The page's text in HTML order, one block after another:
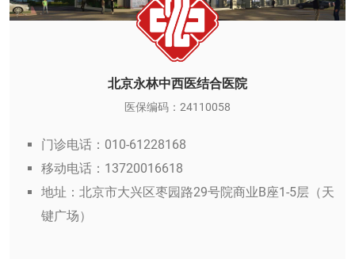
北京永林中西医结合医院
医保编码：24110058
门诊电话：010-61228168
移动电话：13720016618
地址：北京市大兴区枣园路29号院商业B座1-5层（天
键广场）